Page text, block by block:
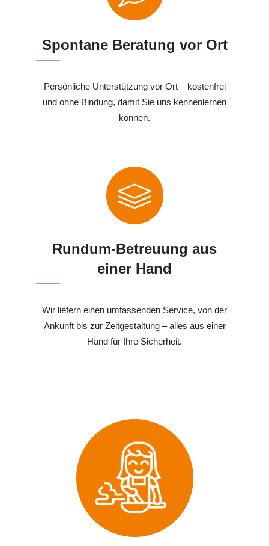
Spontane Beratung vor Ort
Persönliche Unterstützung vor Ort – kostenfrei
und ohne Bindung, damit Sie uns kennenlernen
können.
Rundum-Betreuung aus
einer Hand
Wir liefern einen umfassenden Service, von der
Ankunft bis zur Zeitgestaltung – alles aus einer
Hand für Ihre Sicherheit.